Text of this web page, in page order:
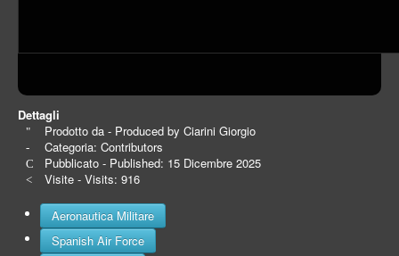
Dettagli
Prodotto da - Produced byCiarini Giorgio
Categoria:Contributors
Pubblicato - Published: 15 Dicembre 2025
Visite - Visits: 916
Aeronautica Militare
Spanish Air Force